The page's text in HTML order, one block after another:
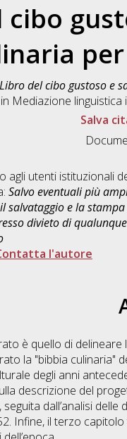
cibo
del cibo gustoso e
Mediazione
Salva
agli utenti istituzionali
Salvo eventuali più
salvataggio e la
divieto di
l'autore
è quello di
la "bibbia culinaria"
degli anni
descrizione del
dall’analisi
Infine, il terzo